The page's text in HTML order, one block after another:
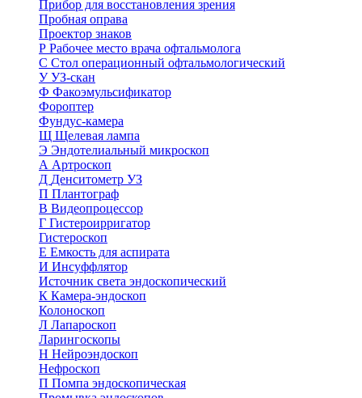
Прибор для восстановления зрения
Пробная оправа
Проектор знаков
Р Рабочее место врача офтальмолога
С Стол операционный офтальмологический
УУЗ-скан
Ф Факоэмульсификатор
Фороптер
Фундус-камера
Щ Щелевая лампа
Э Эндотелиальный микроскоп
А Артроскоп
Д Денситометр УЗ
П Плантограф
В Видеопроцессор
Г Гистероирригатор
Гистероскоп
Е Емкость для аспирата
И Инсуффлятор
Источник света эндоскопический
К Камера-эндоскоп
Колоноскоп
Л Лапароскоп
Ларингоскопы
Н Нейроэндоскоп
Нефроскоп
П Помпа эндоскопическая